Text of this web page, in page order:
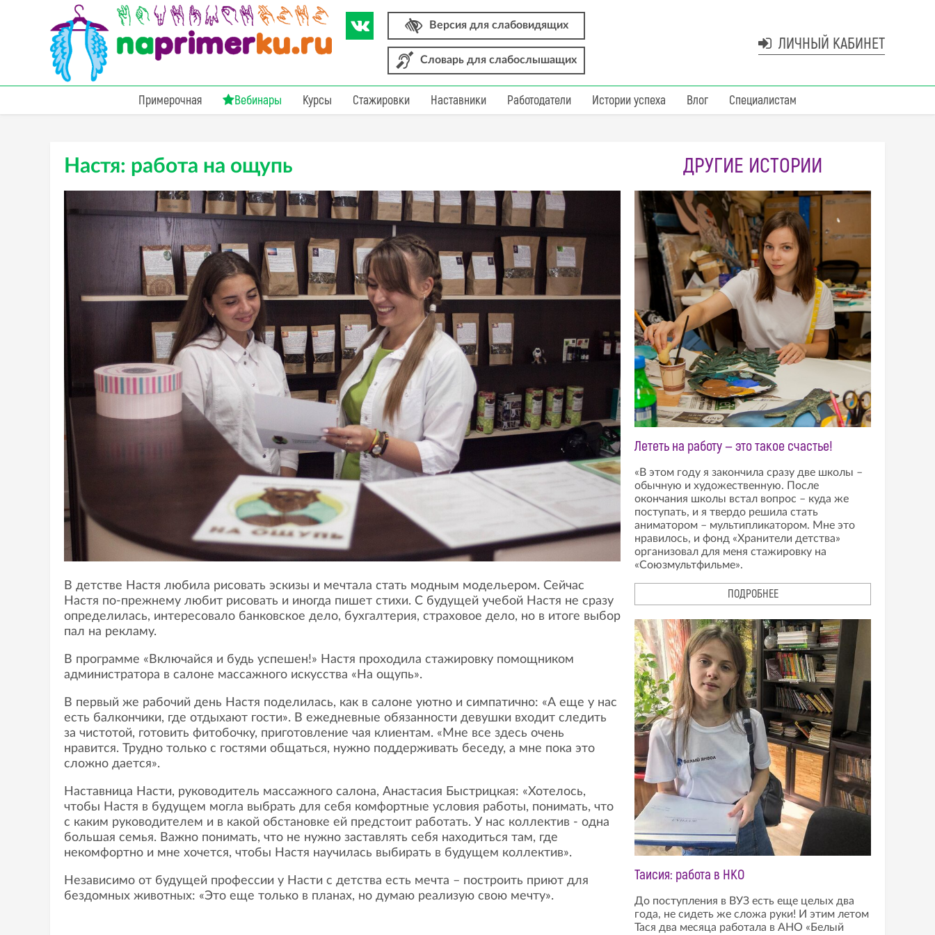
Версия для слабовидящих
Словарь для слабослышащих
ЛИЧНЫЙ КАБИНЕТ
Примерочная Вебинары Курсы Стажировки Наставники Работодатели Истории успеха Влог Специалистам
Настя: работа на ощупь
В детстве Настя любила рисовать эскизы и мечтала стать модным модельером. Сейчас
Настя по-прежнему любит рисовать и иногда пишет стихи. С будущей учебой Настя не сразу
определилась, интересовало банковское дело, бухгалтерия, страховое дело, но в итоге выбор
пал на рекламу.
В программе «Включайся и будь успешен!» Настя проходила стажировку помощником
администратора в салоне массажного искусства «На ощупь».
В первый же рабочий день Настя поделилась, как в салоне уютно и симпатично: «А еще у нас
есть балкончики, где отдыхают гости». В ежедневные обязанности девушки входит следить
за чистотой, готовить фитобочку, приготовление чая клиентам. «Мне все здесь очень
нравится. Трудно только с гостями общаться, нужно поддерживать беседу, а мне пока это
сложно дается».
Наставница Насти, руководитель массажного салона, Анастасия Быстрицкая: «Хотелось,
чтобы Настя в будущем могла выбрать для себя комфортные условия работы, понимать, что
с каким руководителем и в какой обстановке ей предстоит работать. У нас коллектив - одна
большая семья. Важно понимать, что не нужно заставлять себя находиться там, где
некомфортно и мне хочется, чтобы Настя научилась выбирать в будущем коллектив».
Независимо от будущей профессии у Насти с детства есть мечта – построить приют для
бездомных животных: «Это еще только в планах, но думаю реализую свою мечту».
ДРУГИЕ ИСТОРИИ
Лететь на работу — это такое счастье!
«В этом году я закончила сразу две школы –
обычную и художественную. После
окончания школы встал вопрос – куда же
поступать, и я твердо решила стать
аниматором – мультипликатором. Мне это
нравилось, и фонд «Хранители детства»
организовал для меня стажировку на
«Союзмультфильме».
ПОДРОБНЕЕ
Таисия: работа в НКО
До поступления в ВУЗ есть еще целых два
года, не сидеть же сложа руки! И этим летом
Тася два месяца работала в АНО «Белый